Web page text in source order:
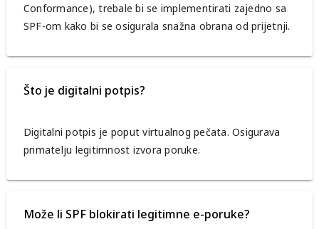
Conformance), trebale bi se implementirati zajedno sa
SPF-om kako bi se osigurala snažna obrana od prijetnji.
Što je digitalni potpis?
Digitalni potpis je poput virtualnog pečata. Osigurava
primatelju legitimnost izvora poruke.
Može li SPF blokirati legitimne e-poruke?